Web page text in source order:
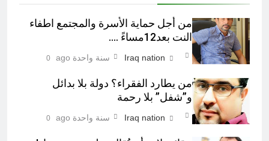
من أجل حماية الأسرة والمجتمع اطفاء
النت بعد12مساءً ….
Iraq nation سنة واحدة ago 0
من يطارد الفقراء؟ دولة بلا بدائل
و”شفل” بلا رحمة
Iraq nation سنة واحدة ago 0